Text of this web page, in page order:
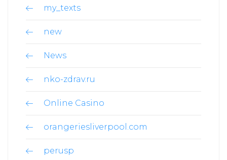
my_texts
new
News
nko-zdrav.ru
Online Casino
orangeriesliverpool.com
perusp